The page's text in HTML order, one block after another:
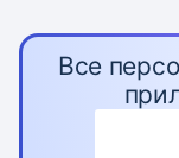
Все